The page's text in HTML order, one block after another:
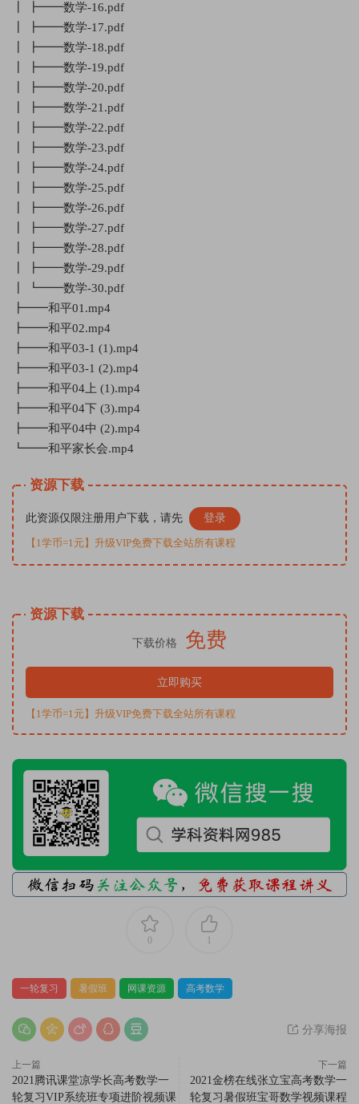
┃ ┣━━数学-16.pdf
┃ ┣━━数学-17.pdf
┃ ┣━━数学-18.pdf
┃ ┣━━数学-19.pdf
┃ ┣━━数学-20.pdf
┃ ┣━━数学-21.pdf
┃ ┣━━数学-22.pdf
┃ ┣━━数学-23.pdf
┃ ┣━━数学-24.pdf
┃ ┣━━数学-25.pdf
┃ ┣━━数学-26.pdf
┃ ┣━━数学-27.pdf
┃ ┣━━数学-28.pdf
┃ ┣━━数学-29.pdf
┃ ┗━━数学-30.pdf
┣━━和平01.mp4
┣━━和平02.mp4
┣━━和平03-1 (1).mp4
┣━━和平03-1 (2).mp4
┣━━和平04上 (1).mp4
┣━━和平04下 (3).mp4
┣━━和平04中 (2).mp4
┗━━和平家长会.mp4
资源下载
此资源仅限注册用户下载，请先 登录
【1学币=1元】升级VIP免费下载全站所有课程
资源下载
下载价格 免费
立即购买
【1学币=1元】升级VIP免费下载全站所有课程
0 1
一轮复习 暑假班 网课资源 高考数学
分享海报
上一篇
2021腾讯课堂凉学长高考数学一
轮复习VIP系统班专项进阶视频课
下一篇
2021金榜在线张立宝高考数学一
轮复习暑假班宝哥数学视频课程